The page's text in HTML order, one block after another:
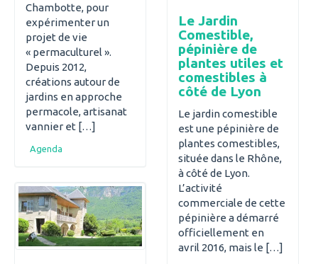
Chambotte, pour
expérimenter un
projet de vie
« permaculturel ».
Depuis 2012,
créations autour de
jardins en approche
permacole, artisanat
vannier et […]
Agenda
Le Jardin
Comestible,
pépinière de
plantes utiles et
comestibles à
côté de Lyon
Le jardin comestible
est une pépinière de
plantes comestibles,
située dans le Rhône,
à côté de Lyon.
L’activité
commerciale de cette
pépinière a démarré
officiellement en
avril 2016, mais le […]